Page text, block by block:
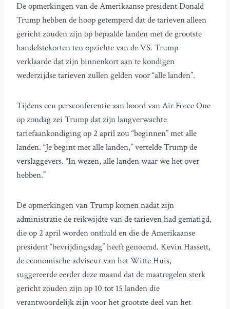
De opmerkingen van de Amerikaanse president Donald
Trump hebben de hoop getemperd dat de tarieven alleen
gericht zouden zijn op bepaalde landen met de grootste
handelstekorten ten opzichte van de VS. Trump
verklaarde dat zijn binnenkort aan te kondigen
wederzijdse tarieven zullen gelden voor “alle landen”.
Tijdens een persconferentie aan boord van Air Force One
op zondag zei Trump dat zijn langverwachte
tariefaankondiging op 2 april zou “beginnen” met alle
landen. “Je begint met alle landen,” vertelde Trump de
verslaggevers. “In wezen, alle landen waar we het over
hebben.”
De opmerkingen van Trump komen nadat zijn
administratie de reikwijdte van de tarieven had gematigd,
die op 2 april worden onthuld en die de Amerikaanse
president “bevrijdingsdag” heeft genoemd. Kevin Hassett,
de economische adviseur van het Witte Huis,
suggereerde eerder deze maand dat de maatregelen sterk
gericht zouden zijn op 10 tot 15 landen die
verantwoordelijk zijn voor het grootste deel van het